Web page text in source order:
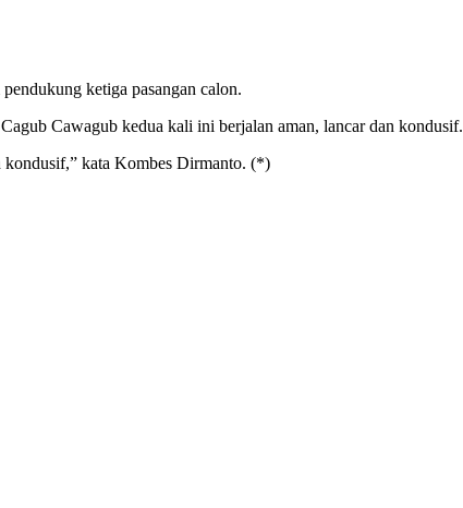
ketiga pasangan calon.
Cawagub kedua kali ini berjalan aman, lancar dan kondusif.
kondusif,” kata Kombes Dirmanto. (*)